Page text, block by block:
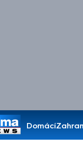
Domácí
Pořady